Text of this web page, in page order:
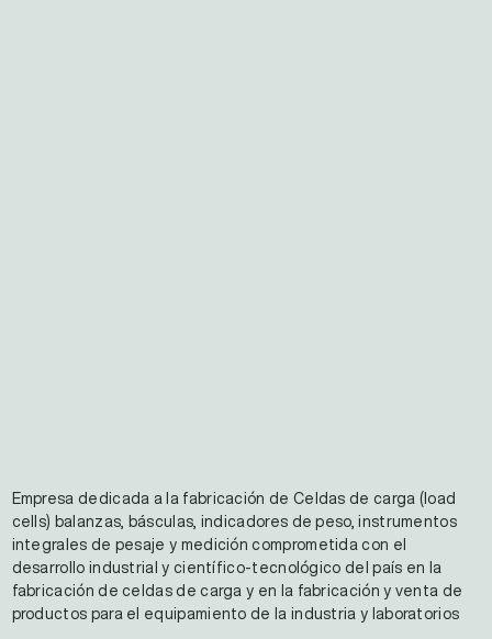
Empresa dedicada a la fabricación de Celdas de carga (load
cells) balanzas, básculas, indicadores de peso, instrumentos
integrales de pesaje y medición comprometida con el
desarrollo industrial y científico-tecnológico del país en la
fabricación de celdas de carga y en la fabricación y venta de
productos para el equipamiento de la industria y laboratorios